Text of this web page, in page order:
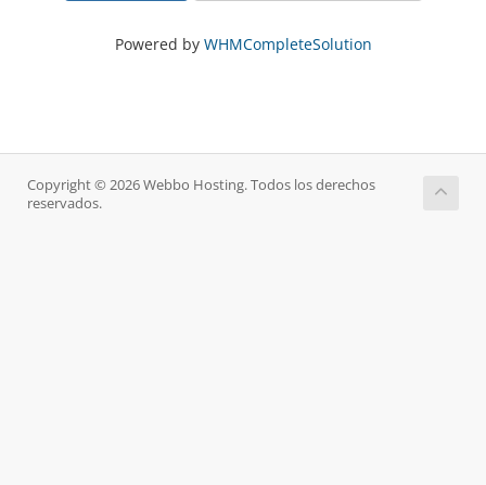
Powered by WHMCompleteSolution
Copyright © 2026 Webbo Hosting. Todos los derechos
reservados.